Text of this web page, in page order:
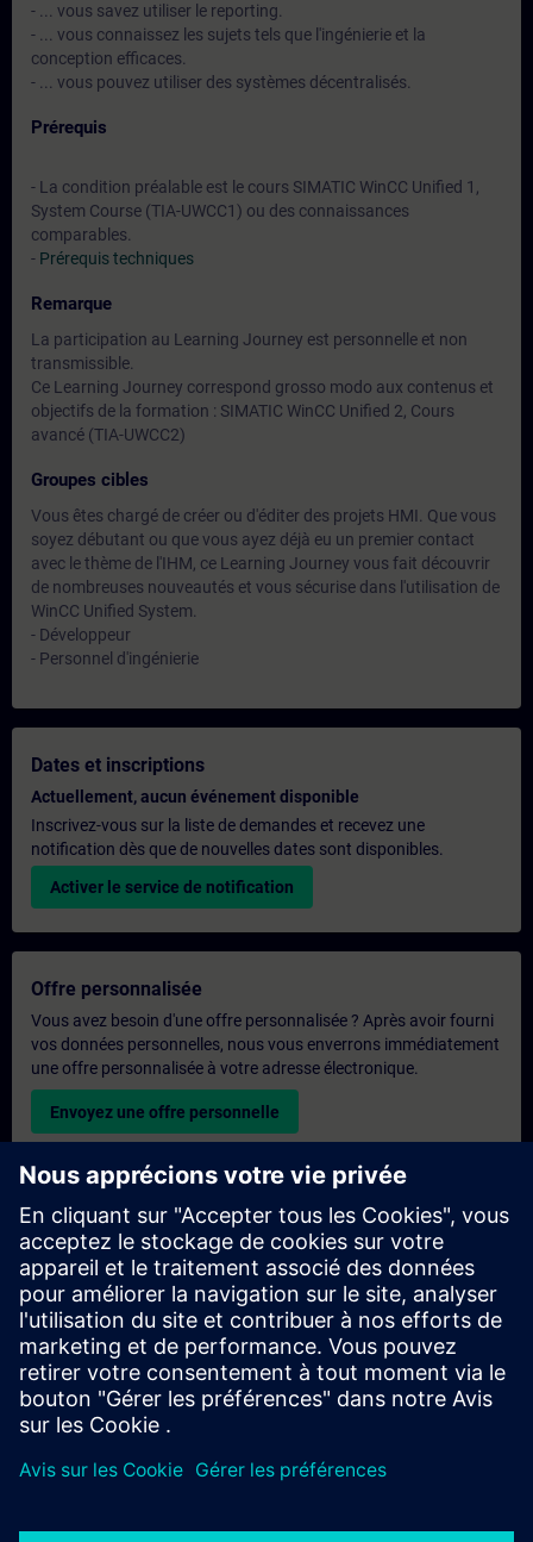
- ... vous savez utiliser le reporting.
- ... vous connaissez les sujets tels que l'ingénierie et la
conception efficaces.
- ... vous pouvez utiliser des systèmes décentralisés.
Prérequis
- La condition préalable est le cours SIMATIC WinCC Unified 1,
System Course (TIA-UWCC1) ou des connaissances
comparables.
- Prérequis techniques
Remarque
La participation au Learning Journey est personnelle et non
transmissible.
Ce Learning Journey correspond grosso modo aux contenus et
objectifs de la formation : SIMATIC WinCC Unified 2, Cours
avancé (TIA-UWCC2)
Groupes cibles
Vous êtes chargé de créer ou d'éditer des projets HMI. Que vous
soyez débutant ou que vous ayez déjà eu un premier contact
avec le thème de l'IHM, ce Learning Journey vous fait découvrir
de nombreuses nouveautés et vous sécurise dans l'utilisation de
WinCC Unified System.
- Développeur
- Personnel d'ingénierie
Dates et inscriptions
Actuellement, aucun événement disponible
Inscrivez-vous sur la liste de demandes et recevez une
notification dès que de nouvelles dates sont disponibles.
Activer le service de notification
Offre personnalisée
Vous avez besoin d'une offre personnalisée ? Après avoir fourni
vos données personnelles, nous vous enverrons immédiatement
une offre personnalisée à votre adresse électronique.
Envoyez une offre personnelle
Demande de formation exclusive
Veuillez remplir le formulaire ci-dessous si vous souhaitez
obtenir un devis pour une formation exclusive, que ce soit sur
site, en ligne ou dans notre centre de formation SITRAIN. Ce
type de demande convient aux groupes plus importants (6
personnes ou plus). Après avoir fourni vos coordonnées et vos
besoins en matière de formation, vous recevrez un devis de
notre part.
Demander un devis exclusif